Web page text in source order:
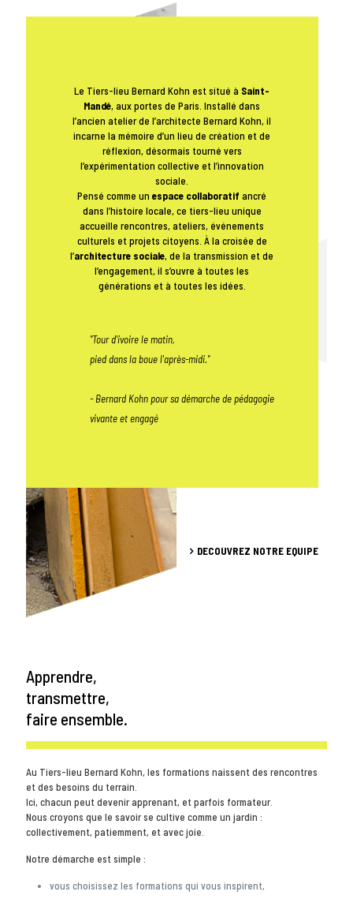
Le Tiers-lieu Bernard Kohn est situé à Saint-
Mandé, aux portes de Paris. Installé dans
l’ancien atelier de l’architecte Bernard Kohn, il
incarne la mémoire d’un lieu de création et de
réflexion, désormais tourné vers
l’expérimentation collective et l’innovation
sociale.
Pensé comme unespace collaboratif ancré
dans l’histoire locale, ce tiers-lieu unique
accueille rencontres, ateliers, événements
culturels et projets citoyens. À la croisée de
l’architecture sociale, de la transmission et de
l’engagement, il s’ouvre à toutes les
générations et à toutes les idées.
"Tour d'ivoire le matin,
pied dans la boue l'après-midi."
- Bernard Kohn pour sa démarche de pédagogie
vivante et engagé
DECOUVREZ NOTRE EQUIPE
Apprendre,
transmettre,
faire ensemble.
Au Tiers-lieu Bernard Kohn, les formations naissent des rencontres
et des besoins du terrain.
Ici, chacun peut devenir apprenant, et parfois formateur.
Nous croyons que le savoir se cultive comme un jardin :
collectivement, patiemment, et avec joie.
Notre démarche est simple :
vous choisissez les formations qui vous inspirent,